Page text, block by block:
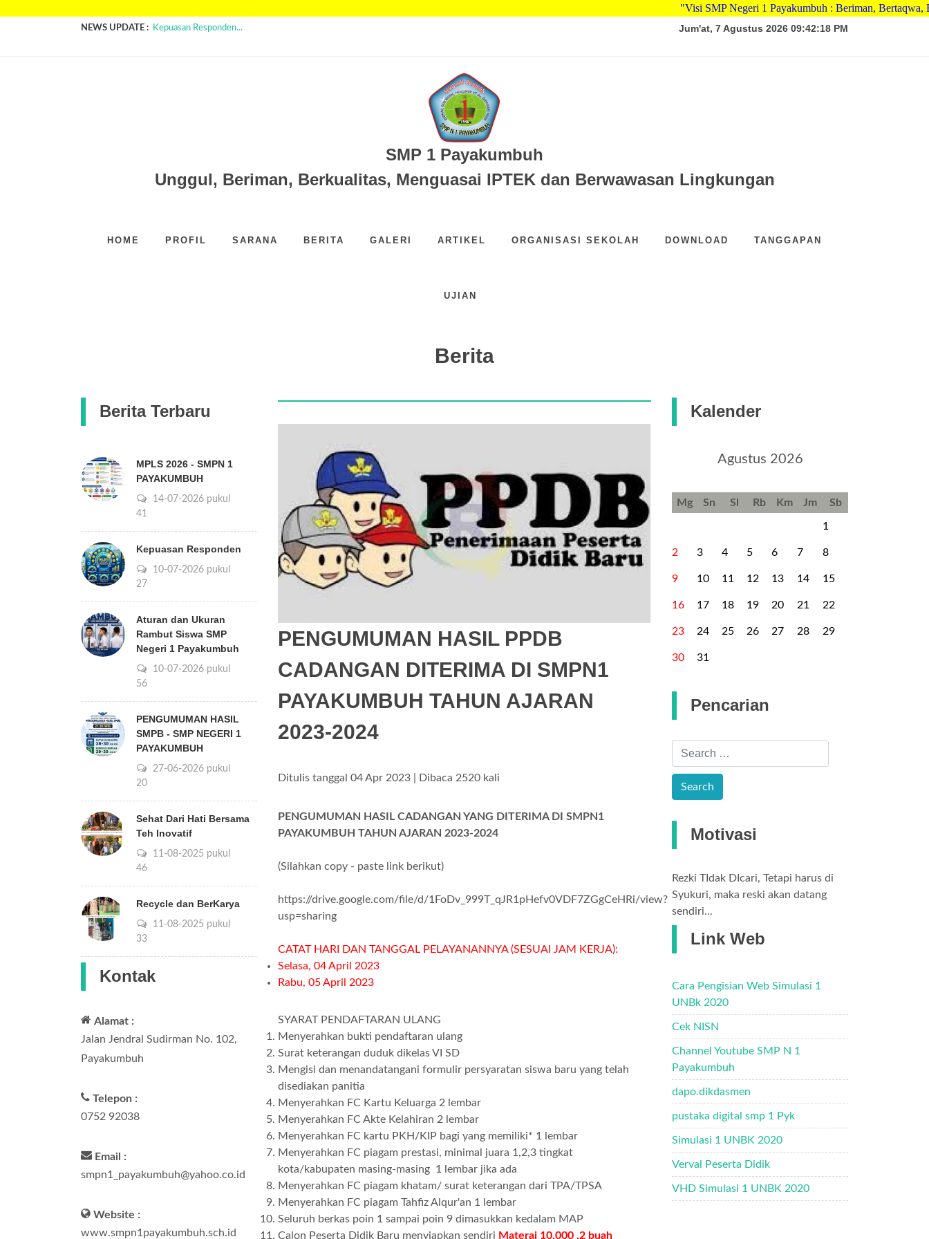
"Visi SMP Negeri 1 Payakumbuh : Beriman, Bertaqwa,
NEWS UPDATE :
Kepuasan Responden...
Jum'at, 7 Agustus 2026 09:42:18 PM
SMP 1 Payakumbuh
Unggul, Beriman, Berkualitas, Menguasai IPTEK dan Berwawasan Lingkungan
HOME PROFIL SARANA BERITA GALERI ARTIKEL ORGANISASI SEKOLAH DOWNLOAD TANGGAPAN
UJIAN
Berita
Berita Terbaru
MPLS 2026 - SMPN 1
PAYAKUMBUH
14-07-2026 pukul
09:41
Kepuasan Responden
10-07-2026 pukul
14:27
Aturan dan Ukuran
Rambut Siswa SMP
Negeri 1 Payakumbuh
10-07-2026 pukul
09:56
PENGUMUMAN HASIL
SMPB - SMP NEGERI 1
PAYAKUMBUH
27-06-2026 pukul
07:20
Sehat Dari Hati Bersama
Teh Inovatif
11-08-2025 pukul
15:46
Recycle dan BerKarya
11-08-2025 pukul
15:33
Kontak
Alamat :
Jalan Jendral Sudirman No. 102,
Payakumbuh
Telepon :
0752 92038
Email :
smpn1_payakumbuh@yahoo.co.id
Website :
www.smpn1payakumbuh.sch.id
PENGUMUMAN HASIL PPDB
CADANGAN DITERIMA DI SMPN1
PAYAKUMBUH TAHUN AJARAN
2023-2024
Ditulis tanggal 04 Apr 2023 | Dibaca 2520 kali
PENGUMUMAN HASIL CADANGAN YANG DITERIMA DI SMPN1
PAYAKUMBUH TAHUN AJARAN 2023-2024
(Silahkan copy - paste link berikut)
https://drive.google.com/file/d/1FoDv_999T_qJR1pHefv0VDF7ZGgCeHRi/view?
usp=sharing
CATAT HARI DAN TANGGAL PELAYANANNYA (SESUAI JAM KERJA):
Selasa, 04 April 2023
Rabu, 05 April 2023
SYARAT PENDAFTARAN ULANG
Menyerahkan bukti pendaftaran ulang
Surat keterangan duduk dikelas VI SD
Mengisi dan menandatangani formulir persyaratan siswa baru yang telah
disediakan panitia
Menyerahkan FC Kartu Keluarga 2 lembar
Menyerahkan FC Akte Kelahiran 2 lembar
Menyerahkan FC kartu PKH/KIP bagi yang memiliki* 1 lembar
Menyerahkan FC piagam prestasi, minimal juara 1,2,3 tingkat
kota/kabupaten masing-masing 1 lembar jika ada
Menyerahkan FC piagam khatam/ surat keterangan dari TPA/TPSA
Menyerahkan FC piagam Tahfiz Alqur'an 1 lembar
Seluruh berkas poin 1 sampai poin 9 dimasukkan kedalam MAP
Calon Peserta Didik Baru menyiapkan sendiri Materai 10.000 ,2 buah
Kalender
Agustus 2026
Mg Sn Sl Rb Km Jm Sb
1
2 3 4 5 6 7 8
9 10 11 12 13 14 15
16 17 18 19 20 21 22
23 24 25 26 27 28 29
30 31
Pencarian
Motivasi
Rezki TIdak DIcari, Tetapi harus di
Syukuri, maka reski akan datang
sendiri...
Link Web
Cara Pengisian Web Simulasi 1
UNBk 2020
Cek NISN
Channel Youtube SMP N 1
Payakumbuh
dapo.dikdasmen
pustaka digital smp 1 Pyk
Simulasi 1 UNBK 2020
Verval Peserta Didik
VHD Simulasi 1 UNBK 2020